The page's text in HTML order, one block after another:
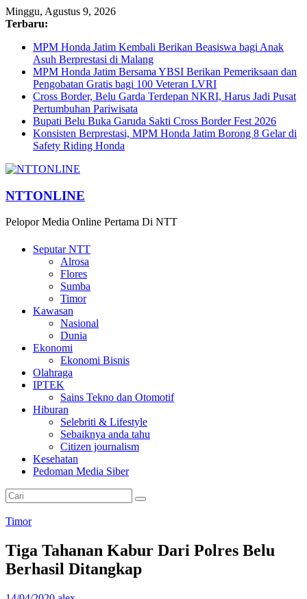
Minggu, Agustus 9, 2026
Terbaru:
MPM Honda Jatim Kembali Berikan Beasiswa bagi Anak
Asuh Berprestasi di Malang
MPM Honda Jatim Bersama YBSI Berikan Pemeriksaan dan
Pengobatan Gratis bagi 100 Veteran LVRI
Cross Border, Belu Garda Terdepan NKRI, Harus Jadi Pusat
Pertumbuhan Pariwisata
Bupati Belu Buka Garuda Sakti Cross Border Fest 2026
Konsisten Berprestasi, MPM Honda Jatim Borong 8 Gelar di
Safety Riding Honda
NTTONLINE
Pelopor Media Online Pertama Di NTT
Seputar NTT
Alrosa
Flores
Sumba
Timor
Kawasan
Nasional
Dunia
Ekonomi
Ekonomi Bisnis
Olahraga
IPTEK
Sains Tekno dan Otomotif
Hiburan
Selebriti & Lifestyle
Sebaiknya anda tahu
Citizen journalism
Kesehatan
Pedoman Media Siber
Timor
Tiga Tahanan Kabur Dari Polres Belu
Berhasil Ditangkap